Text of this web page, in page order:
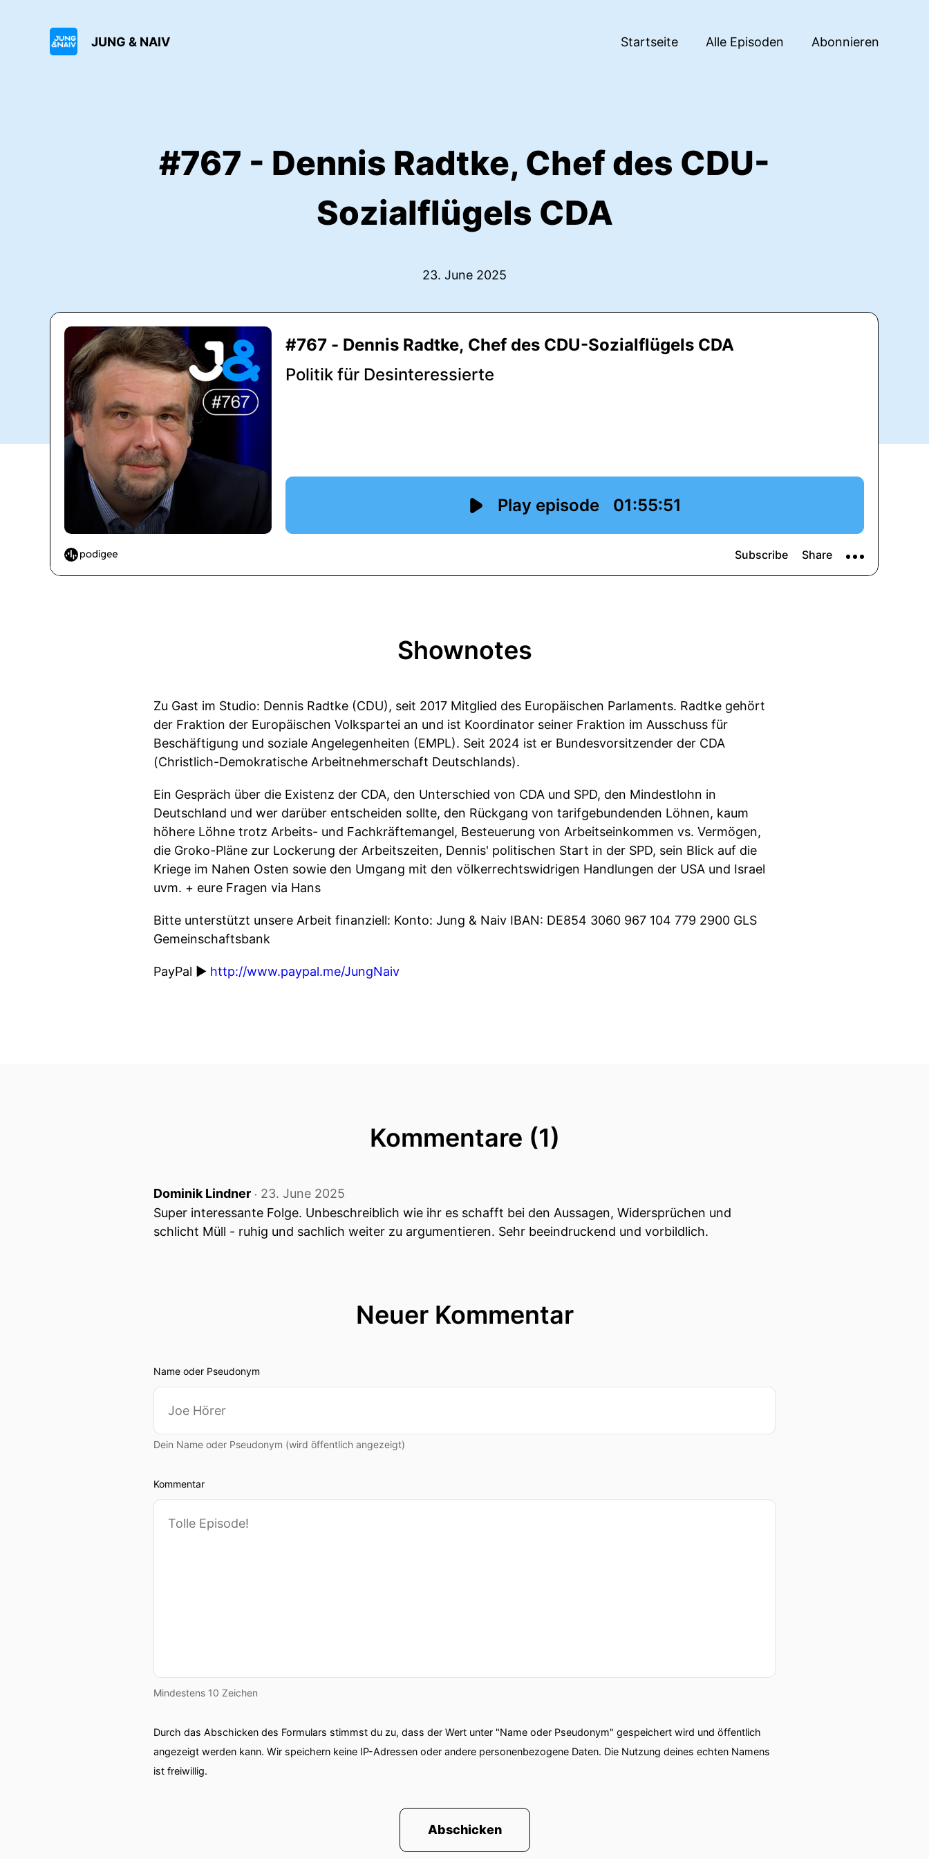
JUNG & NAIV Startseite Alle Episoden Abonnieren
#767 - Dennis Radtke, Chef des CDU-
Sozialflügels CDA
23. June 2025
Shownotes
Zu Gast im Studio: Dennis Radtke (CDU), seit 2017 Mitglied des Europäischen Parlaments. Radtke gehört
der Fraktion der Europäischen Volkspartei an und ist Koordinator seiner Fraktion im Ausschuss für
Beschäftigung und soziale Angelegenheiten (EMPL). Seit 2024 ist er Bundesvorsitzender der CDA
(Christlich-Demokratische Arbeitnehmerschaft Deutschlands).
Ein Gespräch über die Existenz der CDA, den Unterschied von CDA und SPD, den Mindestlohn in
Deutschland und wer darüber entscheiden sollte, den Rückgang von tarifgebundenden Löhnen, kaum
höhere Löhne trotz Arbeits- und Fachkräftemangel, Besteuerung von Arbeitseinkommen vs. Vermögen,
die Groko-Pläne zur Lockerung der Arbeitszeiten, Dennis' politischen Start in der SPD, sein Blick auf die
Kriege im Nahen Osten sowie den Umgang mit den völkerrechtswidrigen Handlungen der USA und Israel
uvm. + eure Fragen via Hans
Bitte unterstützt unsere Arbeit finanziell: Konto: Jung & Naiv IBAN: DE854 3060 967 104 779 2900 GLS
Gemeinschaftsbank
PayPal ► http://www.paypal.me/JungNaiv
Kommentare (1)
Dominik Lindner ‧ 23. June 2025
Super interessante Folge. Unbeschreiblich wie ihr es schafft bei den Aussagen, Widersprüchen und
schlicht Müll - ruhig und sachlich weiter zu argumentieren. Sehr beeindruckend und vorbildlich.
Neuer Kommentar
Name oder Pseudonym
Dein Name oder Pseudonym (wird öffentlich angezeigt)
Kommentar
Mindestens 10 Zeichen
Durch das Abschicken des Formulars stimmst du zu, dass der Wert unter "Name oder Pseudonym" gespeichert wird und öffentlich
angezeigt werden kann. Wir speichern keine IP-Adressen oder andere personenbezogene Daten. Die Nutzung deines echten Namens
ist freiwillig.
Abschicken